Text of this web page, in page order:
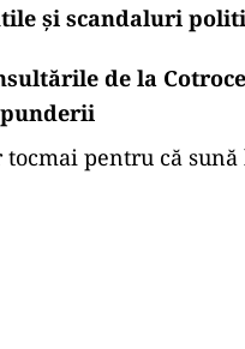
și scandaluri
de la
tocmai pentru că